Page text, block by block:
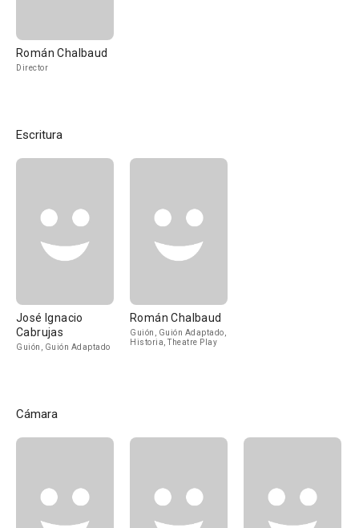
Román Chalbaud
Director
Escritura
José Ignacio
Cabrujas
Guión, Guión Adaptado
Román Chalbaud
Guión, Guión Adaptado,
Historia, Theatre Play
Cámara